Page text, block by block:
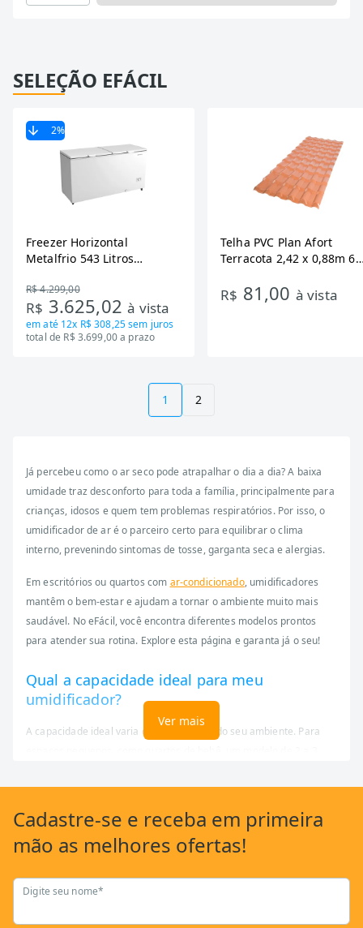
SELEÇÃO EFÁCIL
2%
Freezer Horizontal
Metalfrio 543 Litros
Tecnologia Inverter, Branco,
Bivolt
R$ 4.299,00
R$ 3.625,02à vista
em até 12x R$ 308,25sem juros
total de R$ 3.699,00 a prazo
Telha PVC Plan Afort
Terracota 2,42 x 0,88m 6
R$ 81,00 à vista
1 2
Já percebeu como o ar seco pode atrapalhar o dia a dia? A baixa
umidade traz desconforto para toda a família, principalmente para
crianças, idosos e quem tem problemas respiratórios. Por isso, o
umidificador de ar é o parceiro certo para equilibrar o clima
interno, prevenindo sintomas de tosse, garganta seca e alergias.
Em escritórios ou quartos com ar-condicionado, umidificadores
mantêm o bem-estar e ajudam a tornar o ambiente muito mais
saudável. No eFácil, você encontra diferentes modelos prontos
para atender sua rotina. Explore esta página e garanta já o seu!
Qual a capacidade ideal para meu
umidificador?
A capacidade ideal varia com o tamanho do seu ambiente. Para
um aparelho com capacidade de4 litros ou mais garante um
funcionamento contínuo por mais tempo
, sem a necessidade de
reabastecer com frequência.
O ideal é posicionar o umidificador em um local plano, a cerca de
Ver mais
Cadastre-se e receba em primeira
mão as melhores ofertas!
Digite seu nome*